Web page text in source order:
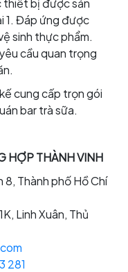
thiết bị được sản
1. Đáp ứng được
sinh thực phẩm.
cầu quan trọng
cung cấp trọn gói
bar trà sữa.
HỢP THÀNH VINH
8, Thành phố Hồ Chí
Linh Xuân, Thủ
281